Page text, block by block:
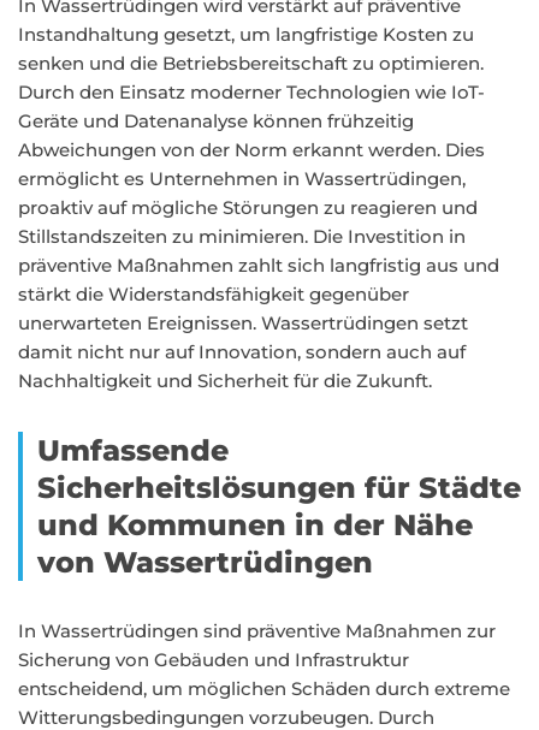
In Wassertrüdingen wird verstärkt auf präventive
Instandhaltung gesetzt, um langfristige Kosten zu
senken und die Betriebsbereitschaft zu optimieren.
Durch den Einsatz moderner Technologien wie IoT-
Geräte und Datenanalyse können frühzeitig
Abweichungen von der Norm erkannt werden. Dies
ermöglicht es Unternehmen in Wassertrüdingen,
proaktiv auf mögliche Störungen zu reagieren und
Stillstandszeiten zu minimieren. Die Investition in
präventive Maßnahmen zahlt sich langfristig aus und
stärkt die Widerstandsfähigkeit gegenüber
unerwarteten Ereignissen. Wassertrüdingen setzt
damit nicht nur auf Innovation, sondern auch auf
Nachhaltigkeit und Sicherheit für die Zukunft.
Umfassende
Sicherheitslösungen für Städte
und Kommunen in der Nähe
von Wassertrüdingen
In Wassertrüdingen sind präventive Maßnahmen zur
Sicherung von Gebäuden und Infrastruktur
entscheidend, um möglichen Schäden durch extreme
Witterungsbedingungen vorzubeugen. Durch